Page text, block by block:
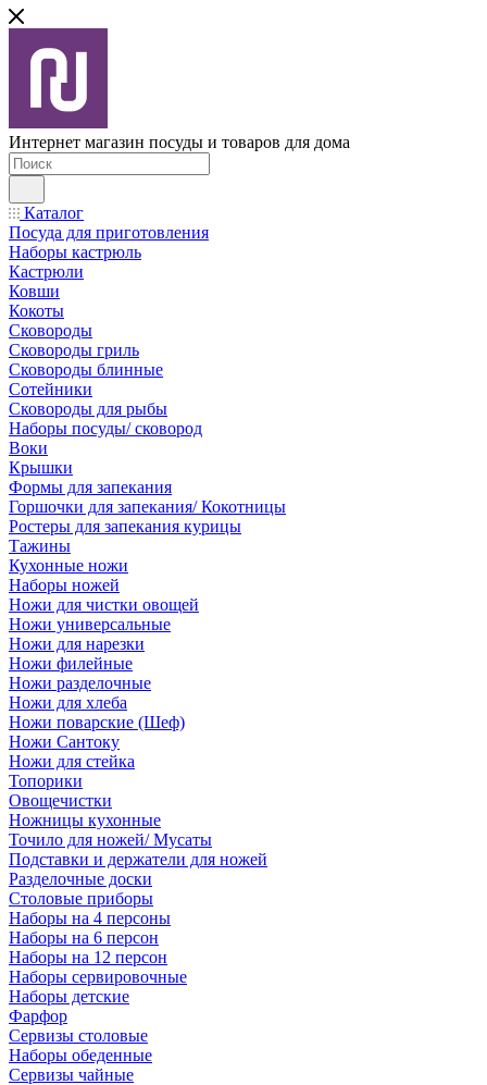
Интернет магазин посуды и товаров для дома
Каталог
Посуда для приготовления
Наборы кастрюль
Кастрюли
Ковши
Кокоты
Сковороды
Сковороды гриль
Сковороды блинные
Сотейники
Сковороды для рыбы
Наборы посуды/ сковород
Воки
Крышки
Формы для запекания
Горшочки для запекания/ Кокотницы
Ростеры для запекания курицы
Тажины
Кухонные ножи
Наборы ножей
Ножи для чистки овощей
Ножи универсальные
Ножи для нарезки
Ножи филейные
Ножи разделочные
Ножи для хлеба
Ножи поварские (Шеф)
Ножи Сантоку
Ножи для стейка
Топорики
Овощечистки
Ножницы кухонные
Точило для ножей/ Мусаты
Подставки и держатели для ножей
Разделочные доски
Столовые приборы
Наборы на 4 персоны
Наборы на 6 персон
Наборы на 12 персон
Наборы сервировочные
Наборы детские
Фарфор
Сервизы столовые
Наборы обеденные
Сервизы чайные